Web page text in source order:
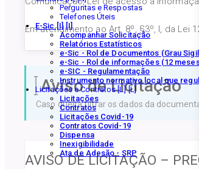
Perguntas e Respostas
Telefones Úteis
E-Sic [I]
Acompanhar Solicitação
Relatórios Estatísticos
e-Sic - Rol de Documentos (Grau
e-Sic - Rol de informações (12
e-SIC - Regulamentação
Instrumento normativo local que
Licitações e Contratos [L]
Licitações
Contratos
Licitações Covid-19
Contratos Covid-19
Dispensa
Inexigibilidade
Ata de Adesão - SRP
Em atendimento ao Art. 8º, §3º, I, da Lei
Aviso de Licitação
Caso queira filtrar os dados da
AVISO DE LICITAÇÃO –